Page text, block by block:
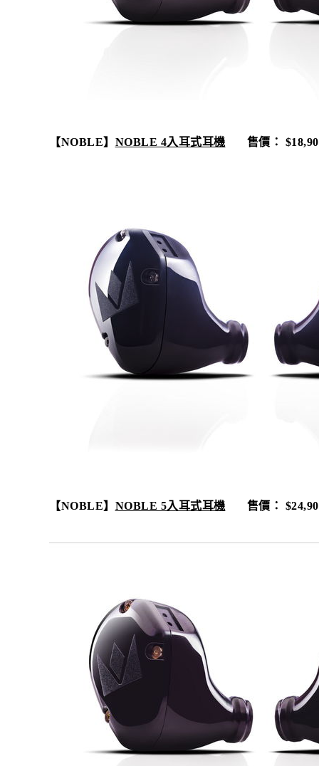
【NOBLE】 NOBLE 4入耳式耳機 售價：
【NOBLE】 NOBLE 5入耳式耳機 售價：